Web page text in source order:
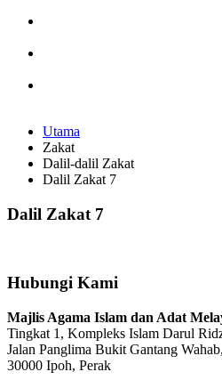
Utama
Zakat
Dalil-dalil Zakat
Dalil Zakat 7
Dalil Zakat 7
Hubungi Kami
Majlis Agama Islam dan Adat
Tingkat 1, Kompleks Islam Darul
Jalan Panglima Bukit Gantang Wahab,
30000 Ipoh, Perak